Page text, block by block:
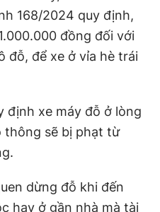
168/2024 quy định,
đồng đối với
đỗ, để xe ở vỉa hè trái
định xe máy đỗ ở lòng
thông sẽ bị phạt từ
dừng đỗ khi đến
hay ở gần nhà mà tài